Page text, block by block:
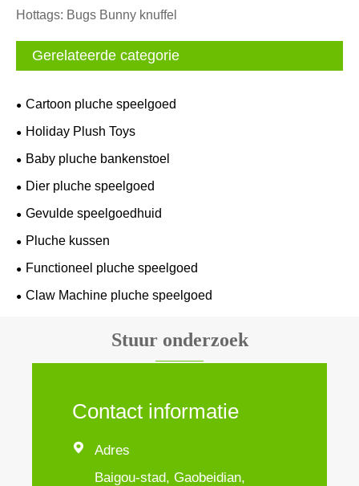
Hottags: Bugs Bunny knuffel
Gerelateerde categorie
Cartoon pluche speelgoed
Holiday Plush Toys
Baby pluche bankenstoel
Dier pluche speelgoed
Gevulde speelgoedhuid
Pluche kussen
Functioneel pluche speelgoed
Claw Machine pluche speelgoed
Stuur onderzoek
Contact informatie

Adres
Baigou-stad, Gaobeidian,